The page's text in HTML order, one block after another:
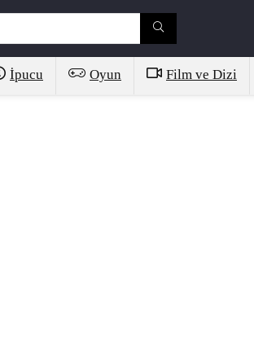
İpucu Oyun Film ve Dizi